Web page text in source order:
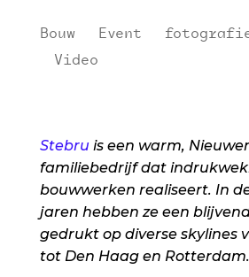
Bouw| Event
Video
Stebru is een warm,
familiebedrijf dat
bouwwerken realiseert. In
jaren hebben ze een
gedrukt op diverse skylines
tot Den Haag en Rotterdam.